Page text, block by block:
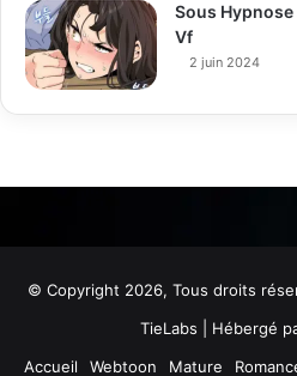
Sous
Vf
2 juin 2024
© Copyright 2026, Tous droits
TieLabs | Hébergé
Accueil
Webtoon Mature